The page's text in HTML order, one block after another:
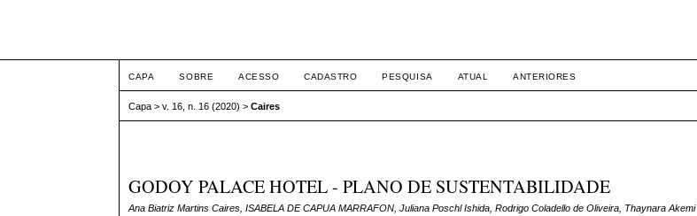
CAPA SOBRE ACESSO CADASTRO PESQUISA ATUAL ANTERIORES
Capa >v. 16, n. 16 (2020) >Caires
GODOY PALACE HOTEL - PLANO DE SUSTENTABILIDADE
Ana Biatriz Martins Caires, ISABELA DE CAPUA MARRAFON, Juliana Poschl Ishida, Rodrigo Coladello de Oliveira, Thaynara Akemi